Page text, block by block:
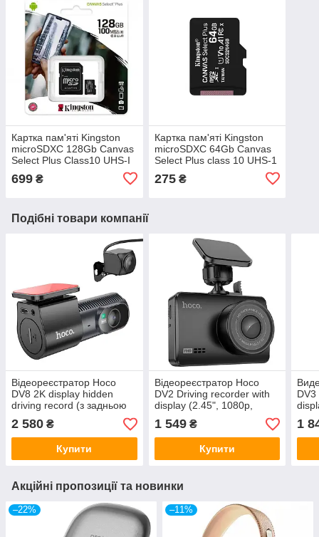
Картка пам'яті Kingston
microSDXC 128Gb Canvas
Select Plus Class10 UHS-I
A1 R-100MB/s + адаптер
699 ₴
Картка пам'яті Kingston
microSDXC 64Gb Canvas
Select Plus class 10 UHS-1
275₴
Подібні товари компанії
Відеореєстратор Hoco
DV8 2K display hidden
driving record (з задньою
камерою) (Wi-Fi, 1.47",
2560p, 140°)
2 580 ₴
Купити
Відеореєстратор Hoco
DV2 Driving recorder with
display (2.45", 1080p,
140°) Black
1 549₴
Купити
1
Акційні пропозиції та новинки
–22% –11%